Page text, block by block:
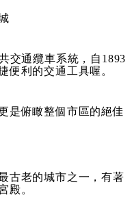
交通纜車系統，自1893
便利的交通工具喔。
是俯瞰整個市區的絕佳
古老的城市之一，有著
殿。